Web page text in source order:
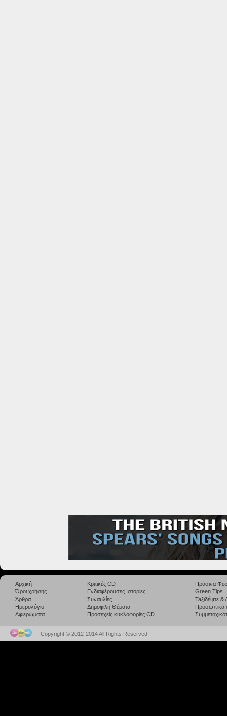
Αρχική
Όροι χρήσης
Άρθρα
Ημερολόγιο
Αφιερώματα
Κριτικές CD
Ενδιαφέρουσες Ιστορίες
Συναυλίες
Δημοφιλή Θέματα
Προσεχείς κυκλοφορίες CD
Πράσινα
Green Tips
Taξιδέψτε
Προσωπικά
Copyright © 2012-2014 All Rights Reserved